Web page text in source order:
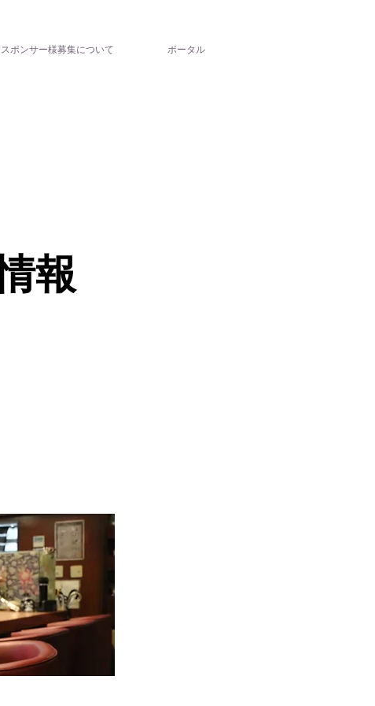
スポンサー様募集について ポータル
報